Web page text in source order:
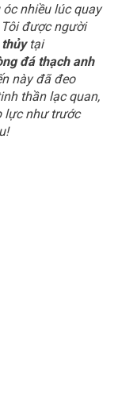
nhiều lúc quay
được người
tại
đá thạch anh
này đã đeo
thần lạc quan,
lực như trước